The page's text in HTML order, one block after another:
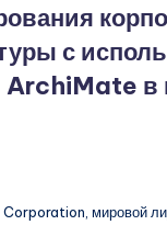
с
ArchiMate в
мировой